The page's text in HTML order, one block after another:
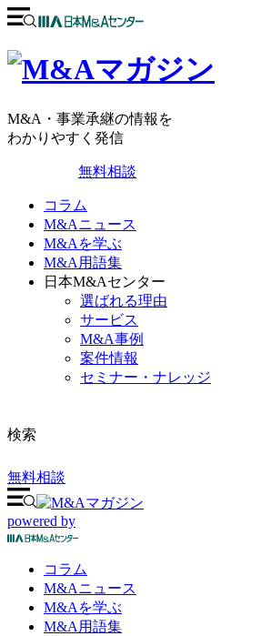
M&A・事業承継の情報を
わかりやすく発信
無料相談
コラム
M&Aニュース
M&Aを学ぶ
M&A用語集
日本M&Aセンター
選ばれる理由
サービス
M&A事例
案件情報
セミナー・ナレッジ
検索
無料相談
powered by
コラム
M&Aニュース
M&Aを学ぶ
M&A 用語集